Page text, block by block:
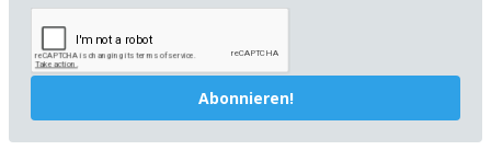
Abonnieren!